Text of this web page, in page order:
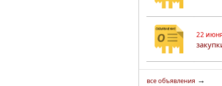
22
все объявления →